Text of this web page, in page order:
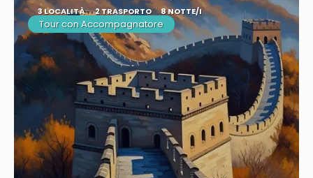
3 LOCALITÀ 2 TRASPORTO 8 NOTTE/I
Tour con Accompagnatore